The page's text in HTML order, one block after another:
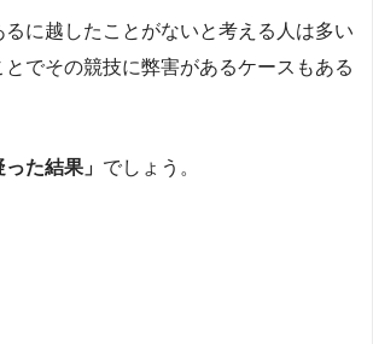
に越したことがないと考える人は多い
でその競技に弊害があるケースもある
った結果」 でしょう。